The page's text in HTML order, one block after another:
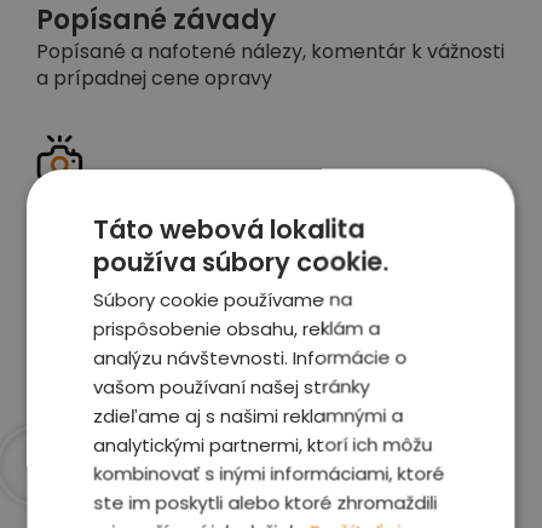
Popísané závady
Popísané a nafotené nálezy, komentár k vážnosti
a prípadnej cene opravy
Celé auto z exteriéru aj interiéru nafotíme
vrátane závad a poškodení
Zobraziť report
Táto webová lokalita
používa súbory cookie.
Súbory cookie používame na
prispôsobenie obsahu, reklám a
analýzu návštevnosti. Informácie o
vašom používaní našej stránky
zdieľame aj s našimi reklamnými a
analytickými partnermi, ktorí ich môžu
kombinovať s inými informáciami, ktoré
ste im poskytli alebo ktoré zhromaždili